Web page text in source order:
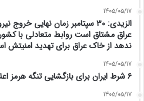
1405/05/17
الزیدی: ۳۰ سپتامبر زمان نهایی
عراق مشتاق است روابط متعادلی با
ندهد از خاک عراق برای تهدید امنیتش
1405/05/17
۶ شرط ایران برای بازگشایی تنگه هرمز اعلام شد
1405/05/17